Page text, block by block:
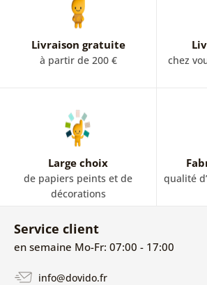
Livraison gratuite
à partir de 200 € chez
Large choix
de papiers peints et de
décorations
qualité
Service client
en semaine Mo-Fr: 07:00 - 17:00
info@dovido.fr